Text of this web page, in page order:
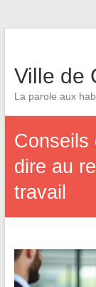
Ville de
La parole aux
Conseils
dire au
travail